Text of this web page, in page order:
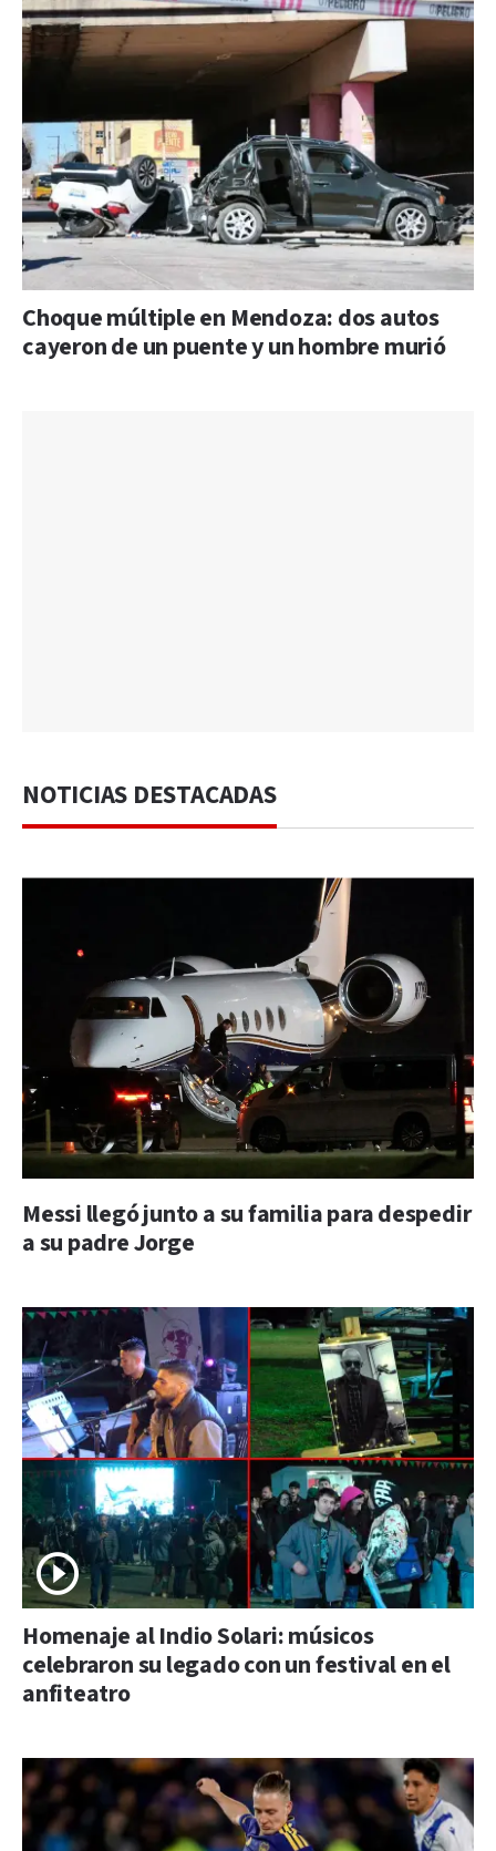
Choque múltiple en Mendoza: dos autos
cayeron de un puente y un hombre murió
NOTICIAS DESTACADAS
Messi llegó junto a su familia para despedir
a su padre Jorge
Homenaje al Indio Solari: músicos
celebraron su legado con un festival en el
anfiteatro